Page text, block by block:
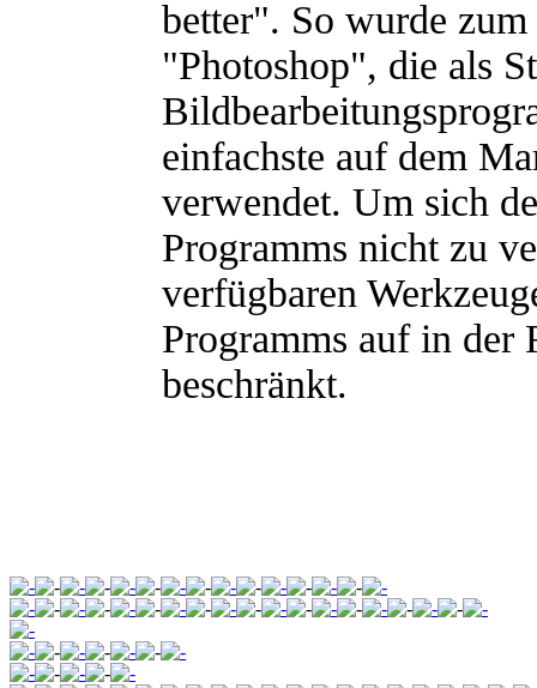
better". So wurde
"Photoshop", die als
einfachste auf dem
verwendet. Um sich
Programms nicht zu
verfügbaren
Programms auf in der
beschränkt.